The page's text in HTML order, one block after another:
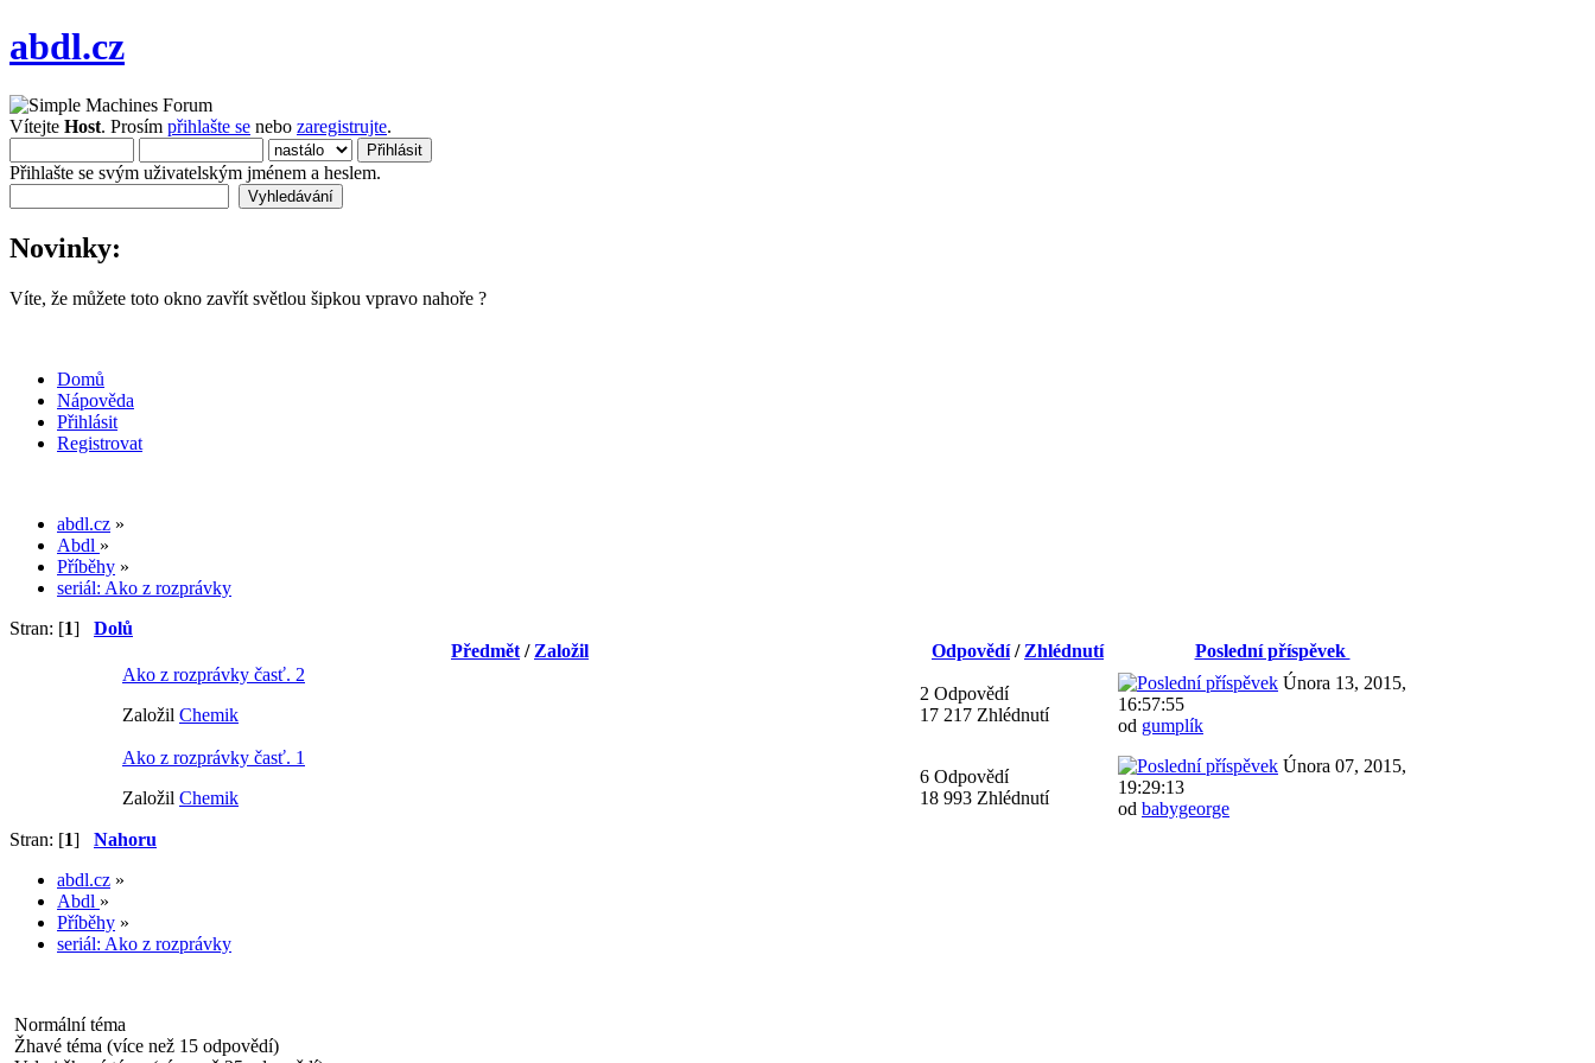
abdl.cz
Vítejte Host. Prosím přihlašte se nebo zaregistrujte.
Přihlašte se svým uživatelským jménem a heslem.
Novinky:
Víte, že můžete toto okno zavřít světlou šipkou vpravo nahoře ?
Domů
Nápověda
Přihlásit
Registrovat
abdl.cz »
Abdl »
Příběhy »
seriál: Ako z rozprávky
Stran: [1] Dolů
Předmět / Založil Odpovědí/ Zhlédnutí
Poslední příspěvek
Ako z rozprávky časť. 2
Založil Chemik
2 Odpovědí
17 217 Zhlédnutí
Února 13, 2015,
16:57:55
od gumplík
Ako z rozprávky časť. 1
Založil Chemik
6 Odpovědí
18 993 Zhlédnutí
Února 07, 2015,
19:29:13
od babygeorge
Stran: [1] Nahoru
abdl.cz »
Abdl »
Příběhy »
seriál: Ako z rozprávky
Normální téma
Žhavé téma (více než 15 odpovědí)